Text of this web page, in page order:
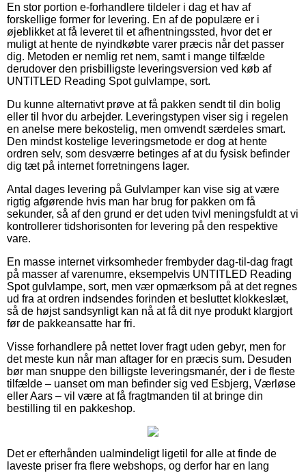
En stor portion e-forhandlere tildeler i dag et hav af
forskellige former for levering. En af de populære er i
øjeblikket at få leveret til et afhentningssted, hvor det er
muligt at hente de nyindkøbte varer præcis når det passer
dig. Metoden er nemlig ret nem, samt i mange tilfælde
derudover den prisbilligste leveringsversion ved køb af
UNTITLED Reading Spot gulvlampe, sort.
Du kunne alternativt prøve at få pakken sendt til din bolig
eller til hvor du arbejder. Leveringstypen viser sig i regelen
en anelse mere bekostelig, men omvendt særdeles smart.
Den mindst kostelige leveringsmetode er dog at hente
ordren selv, som desværre betinges af at du fysisk befinder
dig tæt på internet forretningens lager.
Antal dages levering på Gulvlamper kan vise sig at være
rigtig afgørende hvis man har brug for pakken om få
sekunder, så af den grund er det uden tvivl meningsfuldt at vi
kontrollerer tidshorisonten for levering på den respektive
vare.
En masse internet virksomheder frembyder dag-til-dag fragt
på masser af varenumre, eksempelvis UNTITLED Reading
Spot gulvlampe, sort, men vær opmærksom på at det regnes
ud fra at ordren indsendes forinden et besluttet klokkeslæt,
så de højst sandsynligt kan nå at få dit nye produkt klargjort
før de pakkeansatte har fri.
Visse forhandlere på nettet lover fragt uden gebyr, men for
det meste kun når man aftager for en præcis sum. Desuden
bør man snuppe den billigste leveringsmanér, der i de fleste
tilfælde – uanset om man befinder sig ved Esbjerg, Værløse
eller Aars – vil være at få fragtmanden til at bringe din
bestilling til en pakkeshop.
Det er efterhånden ualmindeligt ligetil for alle at finde de
laveste priser fra flere webshops, og derfor har en lang